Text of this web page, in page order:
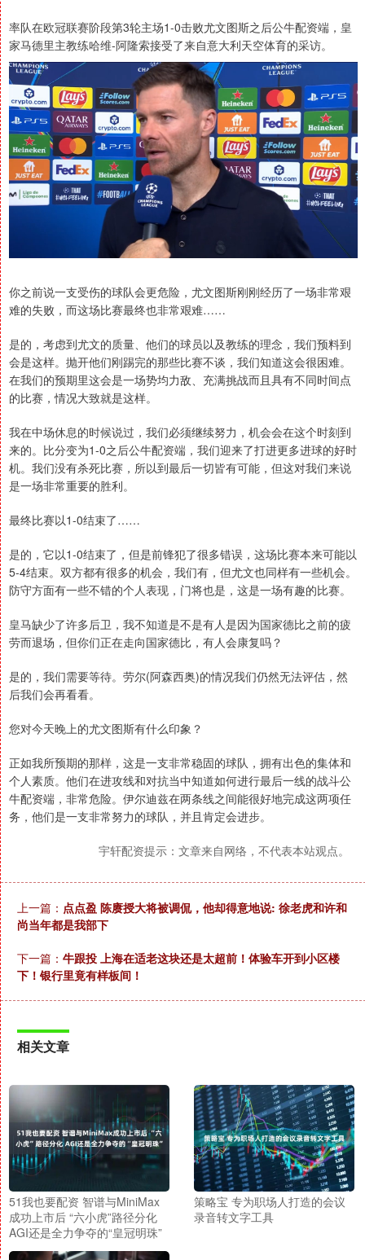
率队在欧冠联赛阶段第3轮主场1-0击败尤文图斯之后公牛配资端，皇
家马德里主教练哈维-阿隆索接受了来自意大利天空体育的采访。
你之前说一支受伤的球队会更危险，尤文图斯刚刚经历了一场非常艰
难的失败，而这场比赛最终也非常艰难……
是的，考虑到尤文的质量、他们的球员以及教练的理念，我们预料到
会是这样。抛开他们刚踢完的那些比赛不谈，我们知道这会很困难。
在我们的预期里这会是一场势均力敌、充满挑战而且具有不同时间点
的比赛，情况大致就是这样。
我在中场休息的时候说过，我们必须继续努力，机会会在这个时刻到
来的。比分变为1-0之后公牛配资端，我们迎来了打进更多进球的好时
机。我们没有杀死比赛，所以到最后一切皆有可能，但这对我们来说
是一场非常重要的胜利。
最终比赛以1-0结束了……
是的，它以1-0结束了，但是前锋犯了很多错误，这场比赛本来可能以
5-4结束。双方都有很多的机会，我们有，但尤文也同样有一些机会。
防守方面有一些不错的个人表现，门将也是，这是一场有趣的比赛。
皇马缺少了许多后卫，我不知道是不是有人是因为国家德比之前的疲
劳而退场，但你们正在走向国家德比，有人会康复吗？
是的，我们需要等待。劳尔(阿森西奥)的情况我们仍然无法评估，然
后我们会再看看。
您对今天晚上的尤文图斯有什么印象？
正如我所预期的那样，这是一支非常稳固的球队，拥有出色的集体和
个人素质。他们在进攻线和对抗当中知道如何进行最后一线的战斗公
牛配资端，非常危险。伊尔迪兹在两条线之间能很好地完成这两项任
务，他们是一支非常努力的球队，并且肯定会进步。
宇轩配资提示：文章来自网络，不代表本站观点。
上一篇： 点点盈 陈赓授大将被调侃，他却得意地说: 徐老虎和许和
尚当年都是我部下
下一篇： 牛跟投 上海在适老这块还是太超前！体验车开到小区楼
下！银行里竟有样板间！
相关文章
51我也要配资 智谱与MiniMax
成功上市后 “六小虎”路径分化
AGI还是全力争夺的“皇冠明珠”
策略宝 专为职场人打造的会议
录音转文字工具